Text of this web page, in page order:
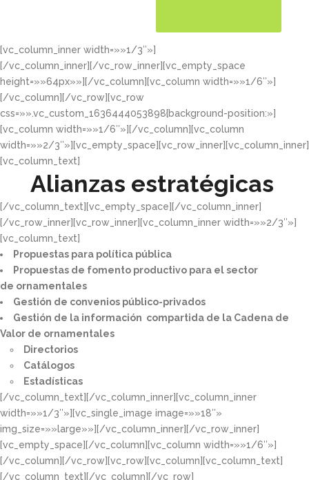
[vc_column_inner width=»»1/3″»]
[/vc_column_inner][/vc_row_inner][vc_empty_space
height=»»64px»»][/vc_column][vc_column width=»»1/6″»]
[/vc_column][/vc_row][vc_row
css=»».vc_custom_1636444053898{background-position:»]
[vc_column width=»»1/6″»][/vc_column][vc_column
width=»»2/3″»][vc_empty_space][vc_row_inner][vc_column_inner]
[vc_column_text]
Alianzas estratégicas
[/vc_column_text][vc_empty_space][/vc_column_inner]
[/vc_row_inner][vc_row_inner][vc_column_inner width=»»2/3″»]
[vc_column_text]
Propuestas para política pública​
Propuestas de fomento productivo para el sector
de ornamentales​
Gestión de convenios público-privados​
Gestión de la información compartida de la Cadena de
Valor de ornamentales​
Directorios​
Catálogos​
Estadísticas
[/vc_column_text][/vc_column_inner][vc_column_inner
width=»»1/3″»][vc_single_image image=»»18″»
img_size=»»large»»][/vc_column_inner][/vc_row_inner]
[vc_empty_space][/vc_column][vc_column width=»»1/6″»]
[/vc_column][/vc_row][vc_row][vc_column][vc_column_text]
[/vc_column_text][/vc_column][/vc_row]